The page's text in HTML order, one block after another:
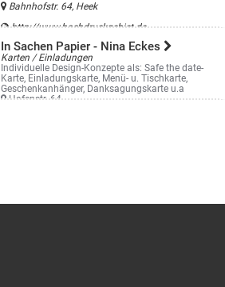
Bahnhofstr. 64, Heek
http://www.hochdruckgebiet.de
In Sachen Papier - Nina Eckes
Karten / Einladungen
Individuelle Design-Konzepte als: Safe the date-
Karte, Einladungskarte, Menü- u. Tischkarte,
Geschenkanhänger, Danksagungskarte u.a
Hafenstr. 64